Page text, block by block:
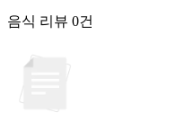
음식 리뷰 0건